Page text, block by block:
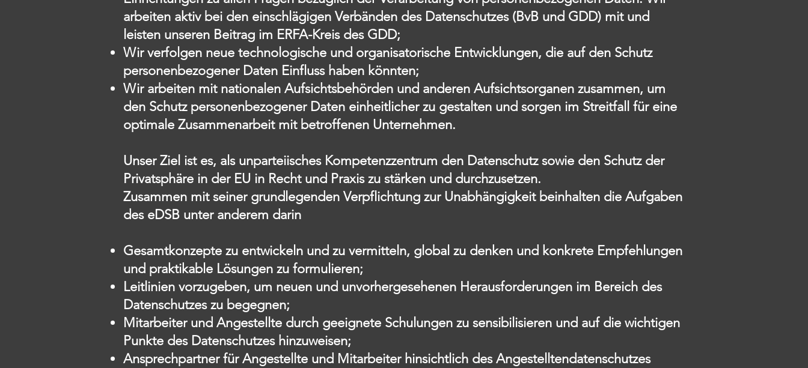
arbeiten aktiv bei den einschlägigen Verbänden des Datenschutzes (BvB und GDD) mit und
leisten unseren Beitrag im ERFA-Kreis des GDD;
Wir verfolgen neue technologische und organisatorische Entwicklungen, die auf den Schutz
personenbezogener Daten Einfluss haben könnten;
Wir arbeiten mit nationalen Aufsichtsbehörden und anderen Aufsichtsorganen zusammen, um
den Schutz personenbezogener Daten einheitlicher zu gestalten und sorgen im Streitfall für eine
optimale Zusammenarbeit mit betroffenen Unternehmen.
Unser Ziel ist es, als unparteiisches Kompetenzzentrum den Datenschutz sowie den Schutz der
Privatsphäre in der EU in Recht und Praxis zu stärken und durchzusetzen.
Zusammen mit seiner grundlegenden Verpflichtung zur Unabhängigkeit beinhalten die Aufgaben
des eDSB unter anderem darin
Gesamtkonzepte zu entwickeln und zu vermitteln, global zu denken und konkrete Empfehlungen
und praktikable Lösungen zu formulieren;
Leitlinien vorzugeben, um neuen und unvorhergesehenen Herausforderungen im Bereich des
Datenschutzes zu begegnen;
Mitarbeiter und Angestellte durch geeignete Schulungen zu sensibilisieren und auf die wichtigen
Punkte des Datenschutzes hinzuweisen;
Ansprechpartner für Angestellte und Mitarbeiter hinsichtlich des Angestelltendatenschutzes